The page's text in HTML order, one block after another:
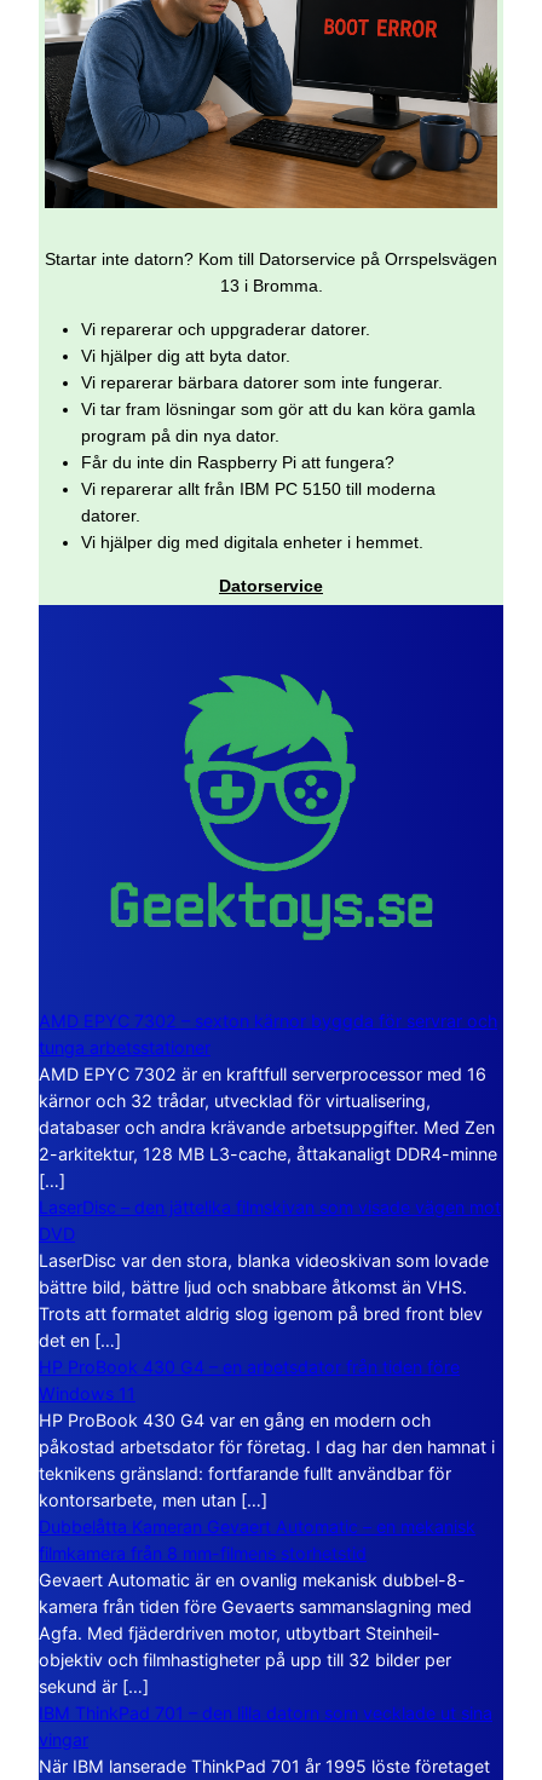
Startar inte datorn? Kom till Datorservice på Orrspelsvägen
13 i Bromma.
Vi reparerar och uppgraderar datorer.
Vi hjälper dig att byta dator.
Vi reparerar bärbara datorer som inte fungerar.
Vi tar fram lösningar som gör att du kan köra gamla
program på din nya dator.
Får du inte din Raspberry Pi att fungera?
Vi reparerar allt från IBM PC 5150 till moderna
datorer.
Vi hjälper dig med digitala enheter i hemmet.
Datorservice
AMD EPYC 7302 – sexton kärnor byggda för servrar och
tunga arbetsstationer
AMD EPYC 7302 är en kraftfull serverprocessor med 16
kärnor och 32 trådar, utvecklad för virtualisering,
databaser och andra krävande arbetsuppgifter. Med Zen
2-arkitektur, 128 MB L3-cache, åttakanaligt DDR4-minne
[…]
LaserDisc – den jättelika filmskivan som visade vägen mot
DVD
LaserDisc var den stora, blanka videoskivan som lovade
bättre bild, bättre ljud och snabbare åtkomst än VHS.
Trots att formatet aldrig slog igenom på bred front blev
det en […]
HP ProBook 430 G4 – en arbetsdator från tiden före
Windows 11
HP ProBook 430 G4 var en gång en modern och
påkostad arbetsdator för företag. I dag har den hamnat i
teknikens gränsland: fortfarande fullt användbar för
kontorsarbete, men utan […]
Dubbelåtta Kameran Gevaert Automatic – en mekanisk
filmkamera från 8 mm-filmens storhetstid
Gevaert Automatic är en ovanlig mekanisk dubbel-8-
kamera från tiden före Gevaerts sammanslagning med
Agfa. Med fjäderdriven motor, utbytbart Steinheil-
objektiv och filmhastigheter på upp till 32 bilder per
sekund är […]
IBM ThinkPad 701 – den lilla datorn som vecklade ut sina
vingar
När IBM lanserade ThinkPad 701 år 1995 löste företaget